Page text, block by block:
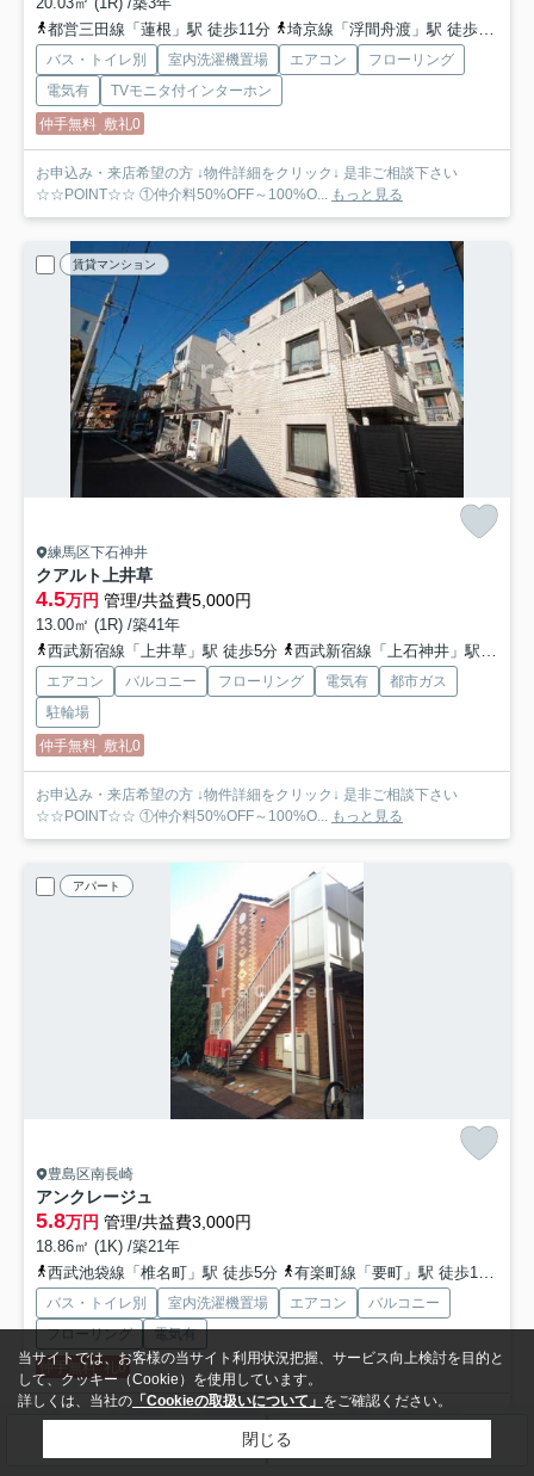
都営三田線「蓮根」駅 徒歩11分
埼京線「浮間舟渡」駅 徒歩15分
バス・トイレ別 室内洗濯機置場 エアコン
フローリング
電気有
TVモニタ付インターホン
仲手無料 敷礼0
お申込み・来店希望の方 ↓物件詳細をクリック↓ 是非ご相談下さい
☆☆POINT☆☆ ①仲介料50%OFF～100%O...
もっと見る
賃貸マンション
練馬区下石神井
クアルト上井草
4.5万円 管理/共益費5,000円
13.00㎡ (1R) /築41年
西武新宿線「上井草」駅 徒歩5分
西武新宿線「上石神井」駅 徒歩15分
エアコン バルコニー フローリング 電気有
都市ガス
駐輪場
仲手無料 敷礼0
お申込み・来店希望の方 ↓物件詳細をクリック↓ 是非ご相談下さい
☆☆POINT☆☆ ①仲介料50%OFF～100%O... もっと見る
アパート
豊島区南長崎
アンクレージュ
5.8万円 管理/共益費3,000円
18.86㎡ (1K) /築21年
西武池袋線「椎名町」駅 徒歩5分
有楽町線「要町」駅 徒歩17分
バス・トイレ別 室内洗濯機置場 エアコン
バルコニー
フローリング
電気有
仲手無料 礼0
お申込み・来店希望の方 ↓物件詳細をクリック↓ 是非ご相談下さい
☆☆POINT☆☆ ①仲介料50%OFF～100%O...
当サイトでは、お客様の当サイト利用状況把握、サービス向上検討を目的と
して、クッキー（Cookie）を使用しています。
詳しくは、当社の 「Cookieの取扱いについて」 をご確認ください。
閉じる